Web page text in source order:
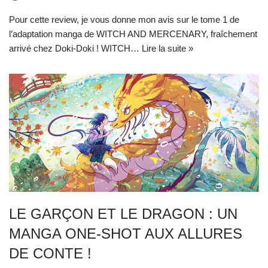
Pour cette review, je vous donne mon avis sur le tome 1 de
l’adaptation manga de WITCH AND MERCENARY, fraîchement
arrivé chez Doki-Doki ! WITCH… Lire la suite »
LE GARÇON ET LE DRAGON : UN
MANGA ONE-SHOT AUX ALLURES
DE CONTE !